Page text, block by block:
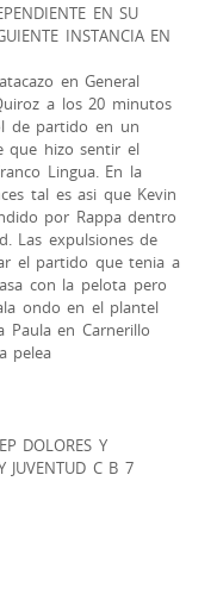
EN SU
INSTANCIA EN
en General
a los 20 minutos
de partido en un
que hizo sentir el
Lingua. En la
tal es asi que Kevin
por Rappa dentro
Las expulsiones de
el partido que tenia a
con la pelota pero
ondo en el plantel
en Carnerillo
pelea
DOLORES Y
JUVENTUD C B 7